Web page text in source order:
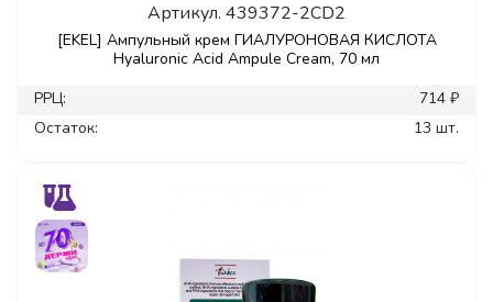
Артикул. 439372-2CD2
[EKEL] Ампульный крем ГИАЛУРОНОВАЯ КИСЛОТА
Hyaluronic Acid Ampule Cream, 70 мл
РРЦ:
714 ₽
Остаток:
13 шт.